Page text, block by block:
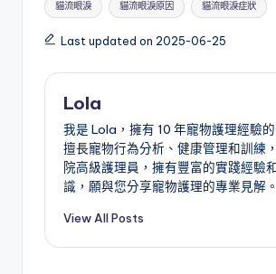
貓流眼淚 貓流眼淚原因 貓流眼淚症狀
Last updated on 2025-06-25
Lola
我是 Lola，擁有 10 年寵物護理經驗的
擅長寵物行為分析、健康管理和訓練
院高級護理員，擁有豐富的實踐經驗
識，願與您分享寵物護理的專業見解。
View All Posts